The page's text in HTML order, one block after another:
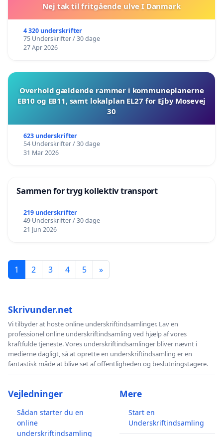
Nej tak til fritgående ulve I Danmark
4 320 underskrifter
75 Underskrifter / 30 dage
27 Apr 2026
Overhold gældende rammer i kommuneplanerne
EB10 og EB11, samt lokalplan EL27 for Ejby Mosevej
30
623 underskrifter
54 Underskrifter / 30 dage
31 Mar 2026
Sammen for tryg kollektiv transport
219 underskrifter
49 Underskrifter / 30 dage
21 Jun 2026
1 2 3 4 5 »
Skrivunder.net
Vi tilbyder at hoste online underskriftindsamlinger. Lav en
professionel online underskriftindsamling ved hjælp af vores
kraftfulde tjeneste. Vores underskriftindsamlinger bliver nævnt i
medierne dagligt, så at oprette en underskriftindsamling er en
fantastisk måde at blive set af offentligheden og beslutningstagere.
Vejledninger
Sådan starter du en
online
underskriftindsamling
Mere
Start en
Underskriftindsamling